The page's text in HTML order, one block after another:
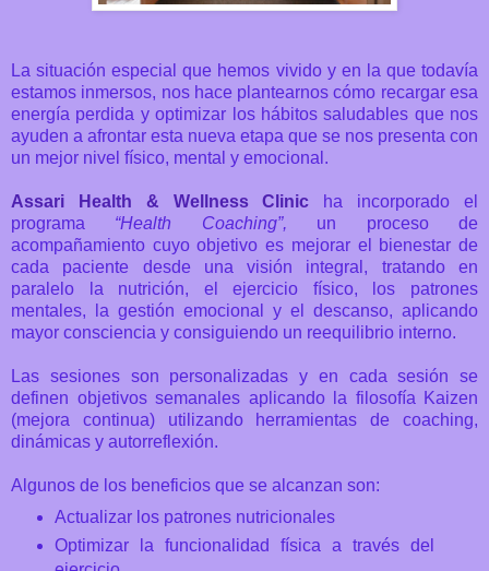
La situación especial que hemos vivido y en la que todavía
estamos inmersos, nos hace plantearnos cómo recargar esa
energía perdida y optimizar los hábitos saludables que nos
ayuden a afrontar esta nueva etapa que se nos presenta con
un mejor nivel físico, mental y emocional.
Assari Health & Wellness Clinic ha incorporado el
programa “Health Coaching”, un proceso de
acompañamiento cuyo objetivo es mejorar el bienestar de
cada paciente desde una visión integral, tratando en
paralelo la nutrición, el ejercicio físico, los patrones
mentales, la gestión emocional y el descanso, aplicando
mayor consciencia y consiguiendo un reequilibrio interno.
Las sesiones son personalizadas y en cada sesión se
definen objetivos semanales aplicando la filosofía Kaizen
(mejora continua) utilizando herramientas de coaching,
dinámicas y autorreflexión.
Algunos de los beneficios que se alcanzan son:
Actualizar los patrones nutricionales
Optimizar la funcionalidad física a través del